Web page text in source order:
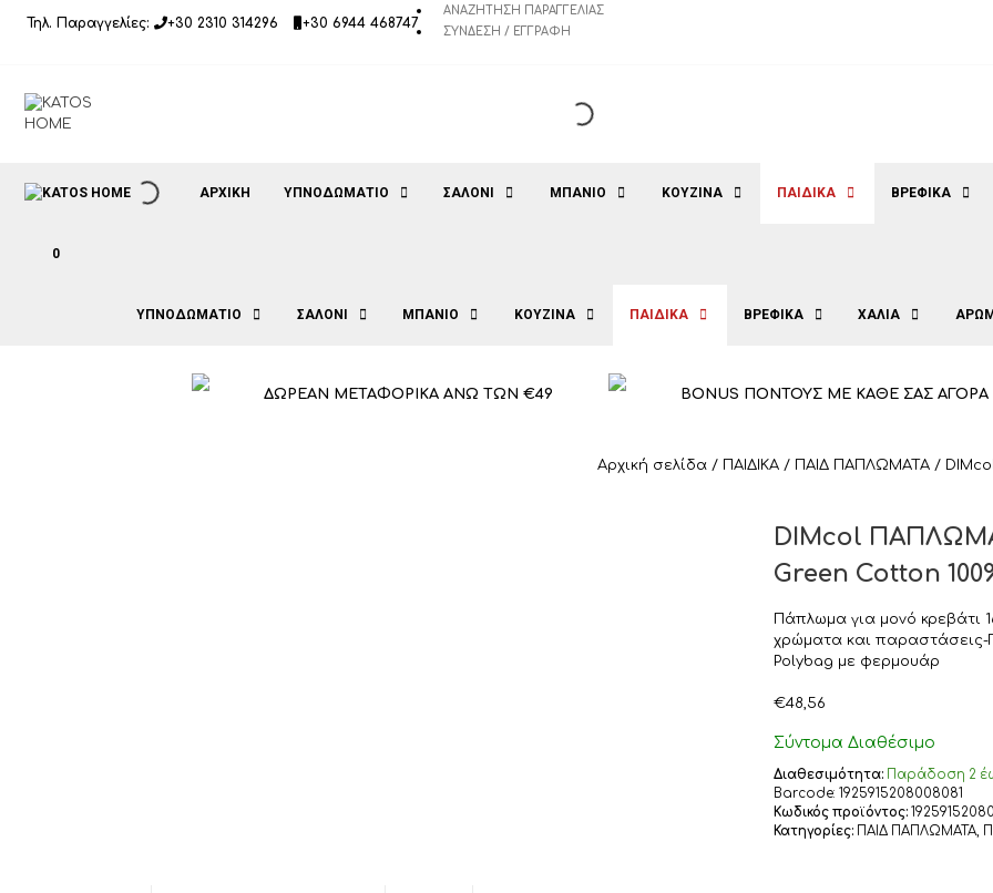
Τηλ. Παραγγελίες: +30 2310 314296 +30 6944 468747
ΑΝΑΖΉΤΗΣΗ ΠΑΡΑΓΓΕΛΊΑΣ
ΣΎΝΔΕΣΗ / ΕΓΓΡΑΦΉ
ΑΡΧΙΚΉ ΥΠΝΟΔΩΜΑΤΙΟ ΣΑΛΟΝΙ ΜΠΑΝΙΟ ΚΟΥΖΙΝΑ ΠΑΙΔΙΚΑ ΒΡΕΦΙΚΑ
0
ΥΠΝΟΔΩΜΑΤΙΟ ΣΑΛΟΝΙ ΜΠΑΝΙΟ ΚΟΥΖΙΝΑ ΠΑΙΔΙΚΑ ΒΡΕΦΙΚΑ ΧΑΛΙΑ
ΔΩΡΕΑΝ ΜΕΤΑΦΟΡΙΚΑ ΑΝΩ ΤΩΝ €49 BONUS ΠΟΝΤΟΥΣ ΜΕ ΚΑΘΕ ΣΑΣ ΑΓΟΡΑ
Αρχική σελίδα / ΠΑΙΔΙΚΑ / ΠΑΙΔ ΠΑΠΛΩΜΑΤΑ /
DIMcol
Green Cotton
Πάπλωμα για μονό κρεβάτι
χρώματα και παραστάσεις-
Polybag με φερμουάρ
€48,56
Σύντομα Διαθέσιμο
Διαθεσιμότητα:
Παράδoση 2
Barcode: 1925915208008081
Κωδικός προϊόντος:
Κατηγορίες:
ΠΑΙΔ ΠΑΠΛΩΜΑΤΑ